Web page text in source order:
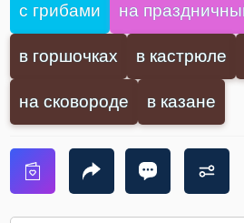
с грибами на
в горшочках в кастрюле
на сковороде в казане